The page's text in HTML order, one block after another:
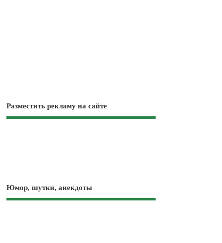
Разместить рекламу на сайте
Юмор, шутки, анекдоты